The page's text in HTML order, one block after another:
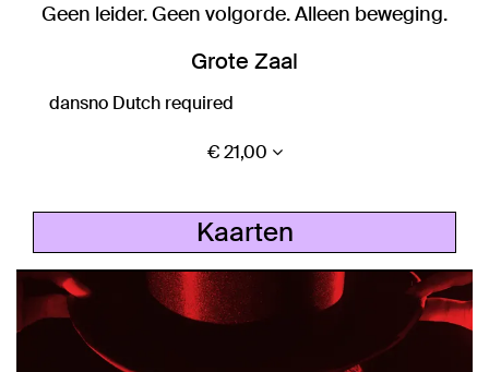
Geen leider. Geen volgorde. Alleen beweging.
Grote Zaal
dansno Dutch required
€ 21,00
Kaarten